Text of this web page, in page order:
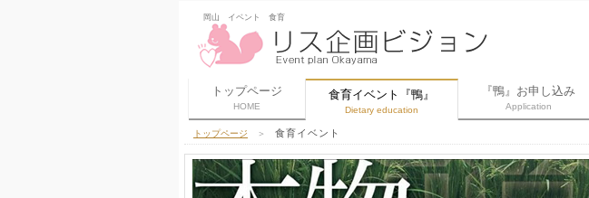
岡山 イベント 食育
トップページ
HOME
食育イベント『鴨』
Dietary education
『鴨』お申し込み
Application
トップページ ＞ 食育イベント